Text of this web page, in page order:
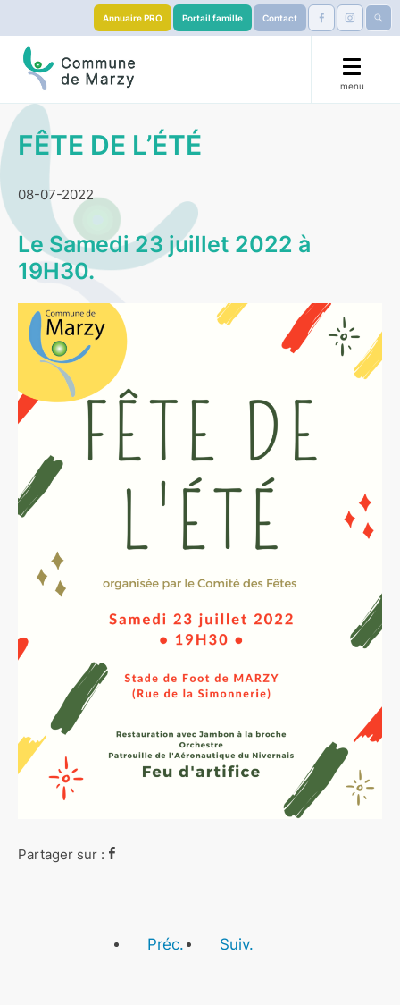
Annuaire PRO Portail famille Contact
Démarches
Éducation
S’installer
Services & Culture
Visiter
menu
FÊTE DE L’ÉTÉ
08-07-2022
Le Samedi 23 juillet 2022 à
19H30.
Partager sur :
Préc. Suiv.